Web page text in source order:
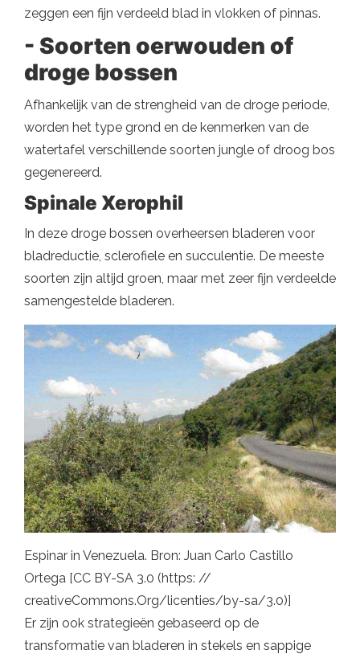
zeggen een fijn verdeeld blad in vlokken of pinnas.
- Soorten oerwouden of
droge bossen
Afhankelijk van de strengheid van de droge periode,
worden het type grond en de kenmerken van de
watertafel verschillende soorten jungle of droog bos
gegenereerd.
Spinale Xerophil
In deze droge bossen overheersen bladeren voor
bladreductie, sclerofiele en succulentie. De meeste
soorten zijn altijd groen, maar met zeer fijn verdeelde
samengestelde bladeren.
Espinar in Venezuela. Bron: Juan Carlo Castillo
Ortega [CC BY-SA 3.0 (https: //
creativeCommons.Org/licenties/by-sa/3.0)]
Er zijn ook strategieën gebaseerd op de
transformatie van bladeren in stekels en sappige